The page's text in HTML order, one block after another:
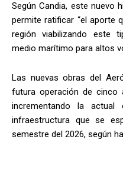
Según Candia, este nuevo
permite ratificar “el aporte
región viabilizando este
medio marítimo para altos
Las nuevas obras del
futura operación de cinco
incrementando la actual
infraestructura que se
semestre del 2026, según